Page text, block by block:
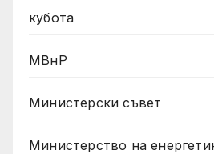
кубота
МВнР
Министерски съвет
Министерство на